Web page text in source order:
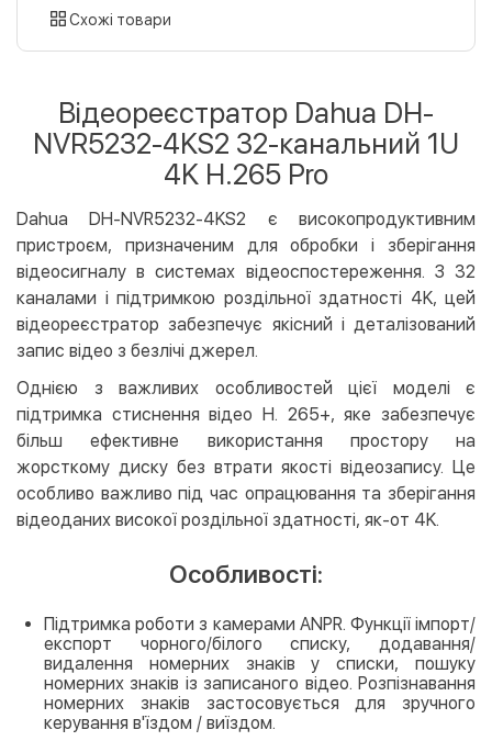
картою
LiqPay
Apple Pay
Безготівковий розрахунок
Оплата на карту юр.особи
Оплата на рахунок юр.особи
Безкоштовно
Кредит
Оплата частинами (Приватбанк)
Покупка частинами (Монобанк)
Схожі товари
Відеореєстратор Dahua DH-
NVR5232-4KS2 32-канальний 1U
4K H.265 Pro
Dahua DH-NVR5232-4KS2 є високопродуктивним
пристроєм, призначеним для обробки і зберігання
відеосигналу в системах відеоспостереження. З 32
каналами і підтримкою роздільної здатності 4K, цей
відеореєстратор забезпечує якісний і деталізований
запис відео з безлічі джерел.
Однією з важливих особливостей цієї моделі є
підтримка стиснення відео H. 265+, яке забезпечує
більш ефективне використання простору на
жорсткому диску без втрати якості відеозапису. Це
особливо важливо під час опрацювання та зберігання
відеоданих високої роздільної здатності, як-от 4K.
Особливості:
Підтримка роботи з камерами ANPR. Функції імпорт/
експорт чорного/білого списку, додавання/
видалення номерних знаків у списки, пошуку
номерних знаків із записаного відео. Розпізнавання
номерних знаків застосовується для зручного
керування в'їздом / виїздом.